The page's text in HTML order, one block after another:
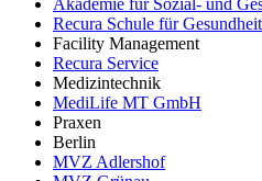
Akademie für Sozial- und
Recura Schule für
Facility Management
Recura Service
Medizintechnik
MediLife MT GmbH
Praxen
Berlin
MVZ Adlershof